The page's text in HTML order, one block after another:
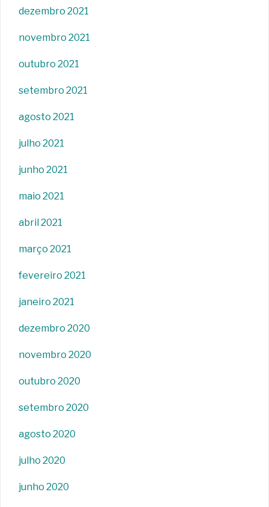
dezembro 2021
novembro 2021
outubro 2021
setembro 2021
agosto 2021
julho 2021
junho 2021
maio 2021
abril 2021
março 2021
fevereiro 2021
janeiro 2021
dezembro 2020
novembro 2020
outubro 2020
setembro 2020
agosto 2020
julho 2020
junho 2020